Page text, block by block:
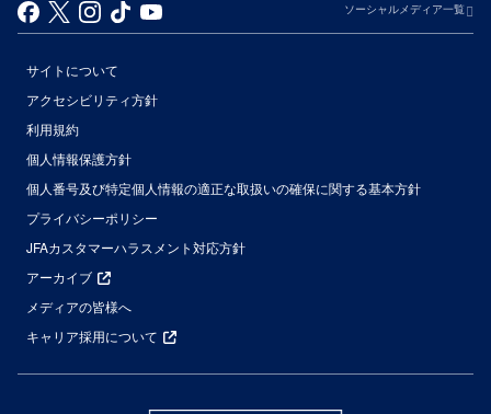
ソーシャルメディア一覧
サイトについて
アクセシビリティ方針
利用規約
個人情報保護方針
個人番号及び特定個人情報の適正な取扱いの確保に関する基本方針
プライバシーポリシー
JFAカスタマーハラスメント対応方針
アーカイブ
メディアの皆様へ
キャリア採用について